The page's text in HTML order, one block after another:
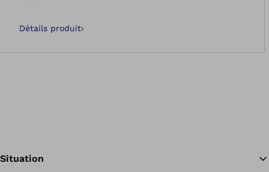
Ouvre l’image
Détails produit›
Situation